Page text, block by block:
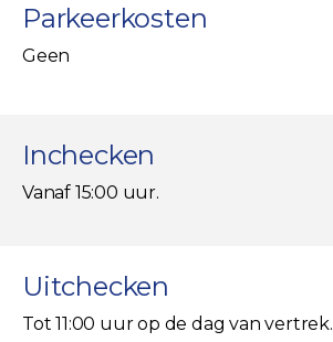
Parkeerkosten
Geen
Inchecken
Vanaf 15:00 uur.
Uitchecken
Tot 11:00 uur op de dag van vertrek.